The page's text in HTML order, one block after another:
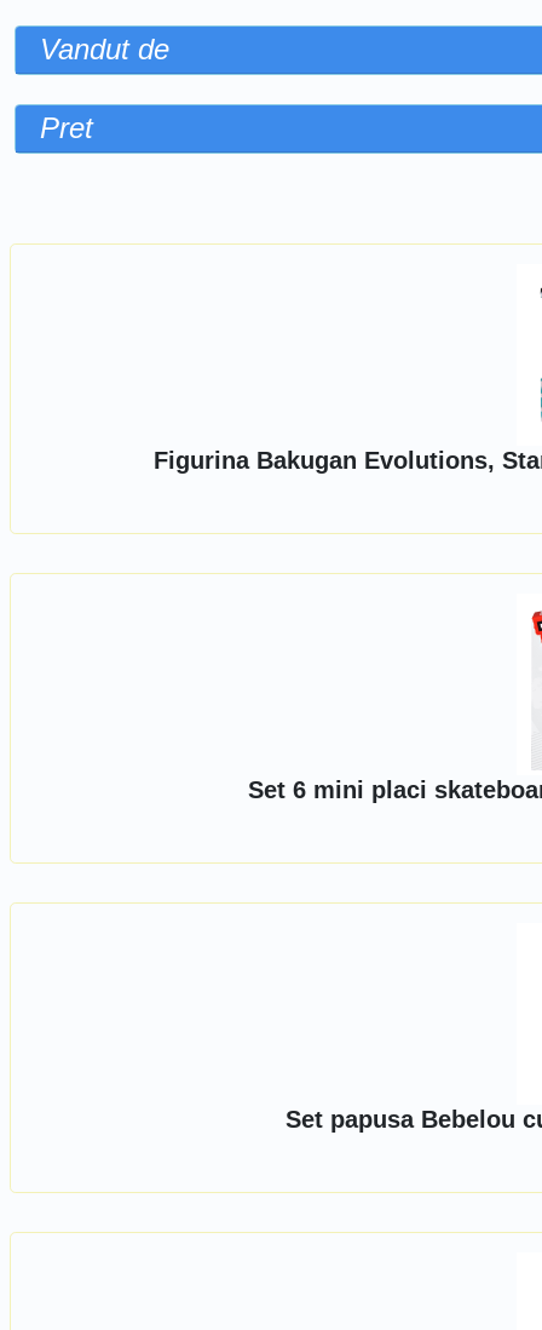
Vandut de
Pret
Figurina Bakugan Evolutions,
Set 6 mini placi
Set papusa Bebelou